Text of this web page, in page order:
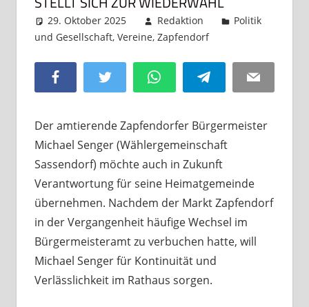
29. Oktober 2025 Redaktion
Politik
und Gesellschaft, Vereine, Zapfendorf
Facebook Twitter WhatsAppTelegram Email
Der amtierende Zapfendorfer Bürgermeister
Michael Senger (Wählergemeinschaft
Sassendorf) möchte auch in Zukunft
Verantwortung für seine Heimatgemeinde
übernehmen. Nachdem der Markt Zapfendorf
in der Vergangenheit häufige Wechsel im
Bürgermeisteramt zu verbuchen hatte, will
Michael Senger für Kontinuität und
Verlässlichkeit im Rathaus sorgen.